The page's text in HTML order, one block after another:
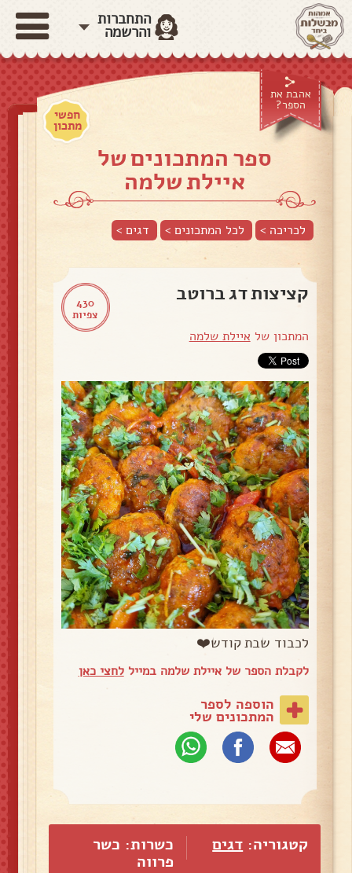
התחברות
והרשמה
אהבת את
הספר?
חפשי
מתכון
ספר המתכונים של
איילת שלמה
לכריכה > לכל המתכונים > דגים>
430
צפיות
קציצות דג ברוטב
המתכון של איילת שלמה
לכבוד שבת קודש❤️
לקבלת הספר של איילת שלמה במייללחצי כאן
הוספה לספר
המתכונים שלי
קטגוריה: דגים
כשרות: כשר
פרווה